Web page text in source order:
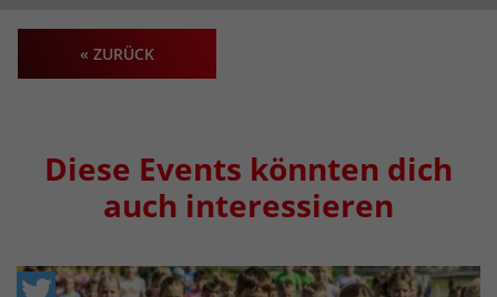
« ZURÜCK
Diese Events könnten dich
auch interessieren